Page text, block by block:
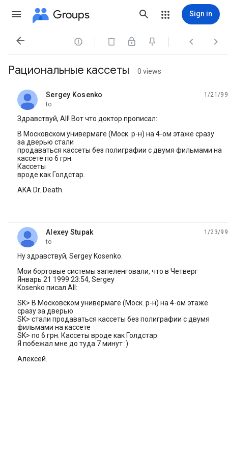
Groups Sign in
   
Рациональные кассеты 0 views
Sergey Kosenko
unread,
1/21/99
to
Здравствуй, All! Вот что доктор прописал:
В Московском универмаге (Моск. р-н) на 4-ом этаже сразу
за дверью стали
продаваться кассеты без полиграфии с двумя фильмами на
кассете по 6 грн.
Кассеты
вроде как Голдстар.
AKA Dr. Death
Alexey Stupak
unread,
1/23/99
to
Hy здравствуй, Sergey Kosenko.
Мои бортовые системы запеленговали, что в Четверг
Январь 21 1999 23:54, Sergey
Kosenko писал All:
SK> В Московском универмаге (Моск. р-н) на 4-ом этаже
сразу за дверью
SK> стали продаваться кассеты без полиграфии с двумя
фильмами на кассете
SK> по 6 грн. Кассеты вроде как Голдстар.
Я побежал мне до туда 7 минут :)
Алексей.